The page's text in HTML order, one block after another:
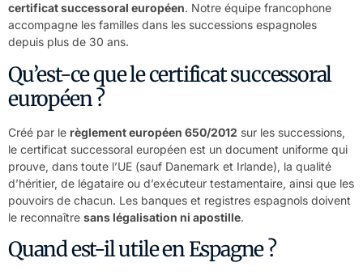
certificat successoral européen. Notre équipe francophone
accompagne les familles dans les successions espagnoles
depuis plus de 30 ans.
Qu’est-ce que le certificat successoral
européen ?
Créé par le règlement européen 650/2012 sur les successions,
le certificat successoral européen est un document uniforme qui
prouve, dans toute l’UE (sauf Danemark et Irlande), la qualité
d’héritier, de légataire ou d’exécuteur testamentaire, ainsi que les
pouvoirs de chacun. Les banques et registres espagnols doivent
le reconnaître sans légalisation ni apostille.
Quand est-il utile en Espagne ?